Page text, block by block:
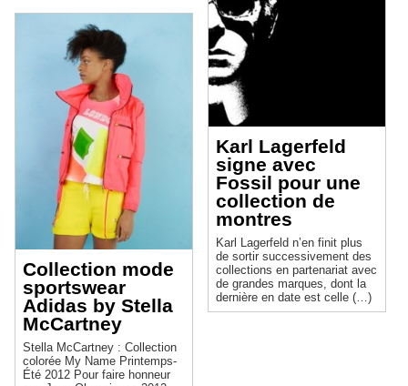
Collection mode
sportswear
Adidas by Stella
McCartney
Stella McCartney : Collection
colorée My Name Printemps-
Été 2012 Pour faire honneur
Karl Lagerfeld
signe avec
Fossil pour une
collection de
montres
Karl Lagerfeld n’en finit plus
de sortir successivement des
collections en partenariat avec
de grandes marques, dont la
dernière en date est celle (…)